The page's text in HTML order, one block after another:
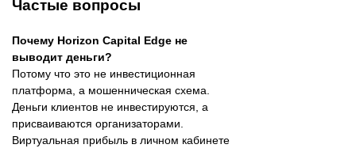
Частые вопросы
Почему Horizon Capital Edge не
выводит деньги?
Потому что это не инвестиционная
платформа, а мошенническая схема.
Деньги клиентов не инвестируются, а
присваиваются организаторами.
Виртуальная прибыль в личном кабинете